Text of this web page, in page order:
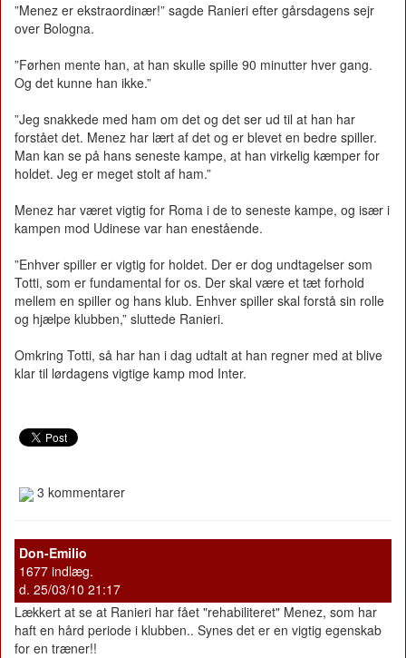
”Menez er ekstraordinær!” sagde Ranieri efter gårsdagens sejr
over Bologna.
”Førhen mente han, at han skulle spille 90 minutter hver gang.
Og det kunne han ikke.”
”Jeg snakkede med ham om det og det ser ud til at han har
forstået det. Menez har lært af det og er blevet en bedre spiller.
Man kan se på hans seneste kampe, at han virkelig kæmper for
holdet. Jeg er meget stolt af ham.”
Menez har været vigtig for Roma i de to seneste kampe, og især i
kampen mod Udinese var han enestående.
”Enhver spiller er vigtig for holdet. Der er dog undtagelser som
Totti, som er fundamental for os. Der skal være et tæt forhold
mellem en spiller og hans klub. Enhver spiller skal forstå sin rolle
og hjælpe klubben,” sluttede Ranieri.
Omkring Totti, så har han i dag udtalt at han regner med at blive
klar til lørdagens vigtige kamp mod Inter.
3 kommentarer
Don-Emilio
1677 indlæg.
d. 25/03/10 21:17
Lækkert at se at Ranieri har fået "rehabiliteret" Menez, som har
haft en hård periode i klubben.. Synes det er en vigtig egenskab
for en træner!!